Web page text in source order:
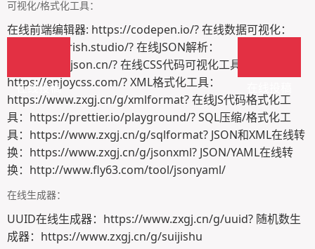
可视化/格式化工具：
在线前端编辑器: https://codepen.io/? 在线数据可视化：
https://flourish.studio/? 在线JSON解析：
http://www.json.cn/? 在线CSS代码可视化工具：
https://enjoycss.com/? XML格式化工具：
https://www.zxgj.cn/g/xmlformat? 在线JS代码格式化工
具：https://prettier.io/playground/? SQL压缩/格式化工
具：https://www.zxgj.cn/g/sqlformat? JSON和XML在线转
换：https://www.zxgj.cn/g/jsonxml? JSON/YAML在线转
换：http://www.fly63.com/tool/jsonyaml/
在线生成器：
UUID在线生成器：https://www.zxgj.cn/g/uuid? 随机数生
成器：https://www.zxgj.cn/g/suijishu
在线投稿